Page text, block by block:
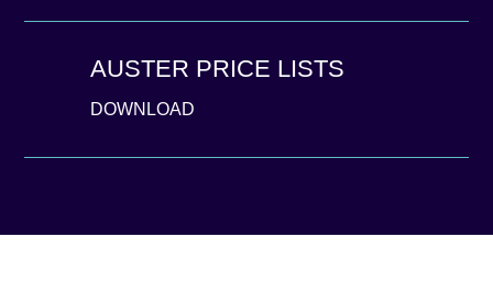
AUSTER PRICE LISTS
DOWNLOAD